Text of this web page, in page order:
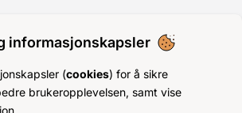
informasjonskapsler
(cookies) for å sikre
brukeropplevelsen, samt vise
ORDREKONTOR